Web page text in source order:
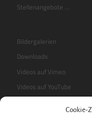
Cookie-
Stellenangebote …
Bildergalerien
Downloads
Videos auf Vimeo
Videos auf YouTube